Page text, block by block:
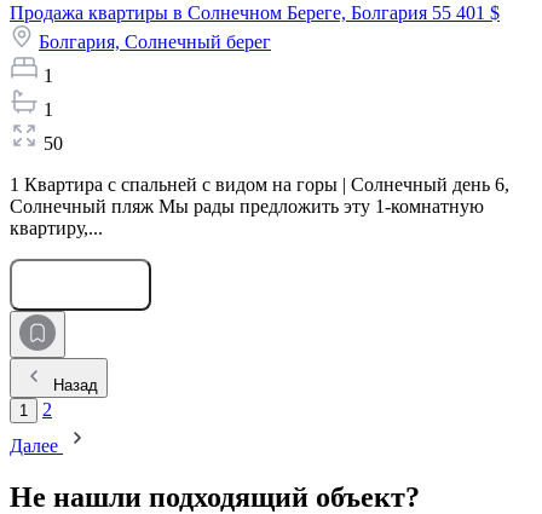
Продажа квартиры в Солнечном Береге, Болгария 55 401 $
Болгария, Солнечный берег
1
1
50
1 Квартира с спальней с видом на горы | Солнечный день 6,
Солнечный пляж Мы рады предложить эту 1-комнатную
квартиру,...
Назад
1
2
Далее
Не нашли подходящий объект?